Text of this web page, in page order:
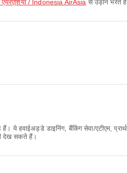
एयरएशिया / Indonesia AirAsia से उड़ान भरते
ये हवाईअड्डे डाइनिंग, बैंकिंग सेवा/एटीएम,
देख सकते हैं।